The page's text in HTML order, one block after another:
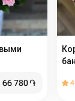
66 780֏